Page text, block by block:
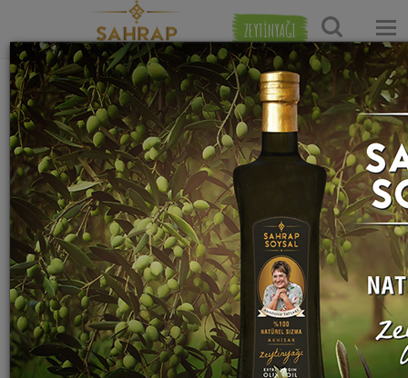
ZEYTİNYAĞI
Ana Sayfa Tatlı Tarifleri